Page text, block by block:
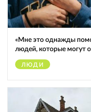
«Мне это однажды
людей, которые могут
ЛЮДИ